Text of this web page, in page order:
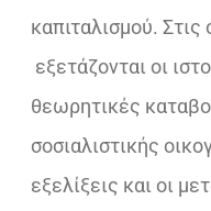
καπιταλισμού. Στις
εξετάζονται οι
θεωρητικές
σοσιαλιστικής
εξελίξεις και οι